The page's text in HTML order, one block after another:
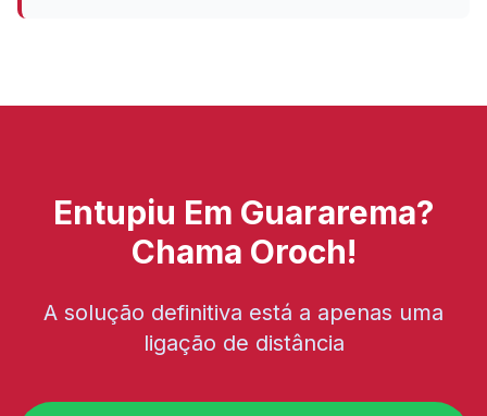
Entupiu Em Guararema?
Chama Oroch!
A solução definitiva está a apenas uma
ligação de distância